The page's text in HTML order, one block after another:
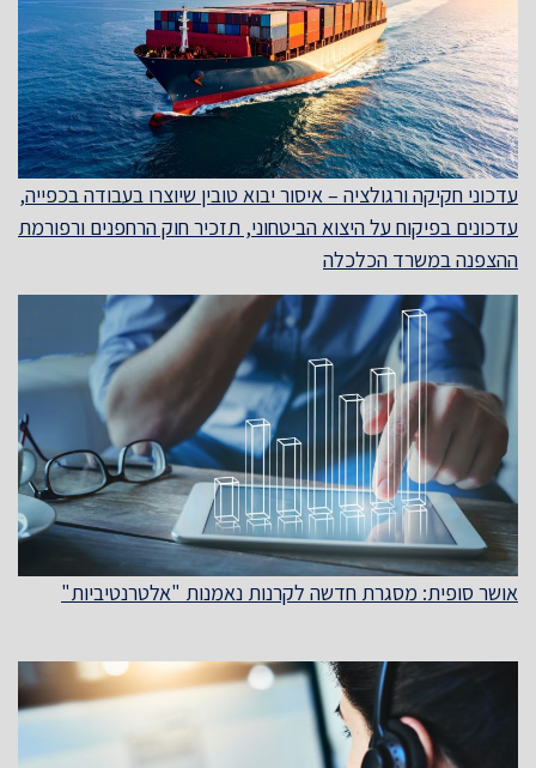
עדכוני חקיקה ורגולציה – איסור יבוא טובין שיוצרו בעבודה בכפייה,
עדכונים בפיקוח על היצוא הביטחוני, תזכיר חוק הרחפנים ורפורמת
ההצפנה במשרד הכלכלה
אושר סופית: מסגרת חדשה לקרנות נאמנות "אלטרנטיביות"